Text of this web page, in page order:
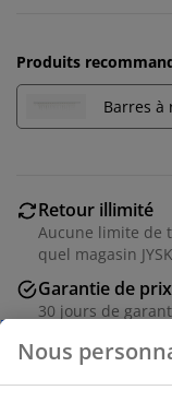
Produits
Barres à
Retour illimité
Aucune limite de
quel magasin JYSK
Garantie de prix
30 jours de
Options de
Livraison rapide
Nous